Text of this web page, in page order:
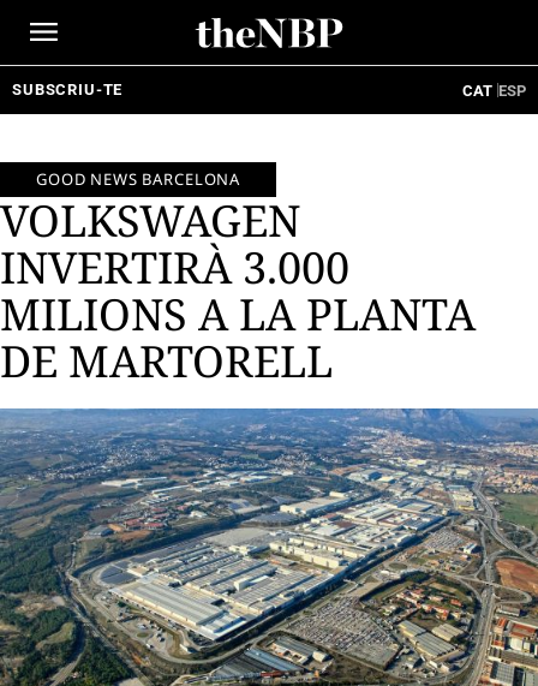
SUBSCRIU-TE CAT ESP
GOOD NEWS BARCELONA
VOLKSWAGEN
INVERTIRÀ 3.000
MILIONS A LA PLANTA
DE MARTORELL